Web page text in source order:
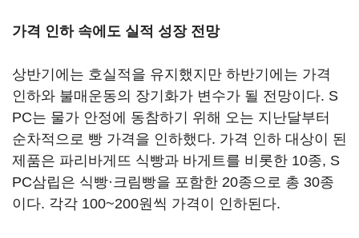
가격 인하 속에도 실적 성장 전망
상반기에는 호실적을 유지했지만 하반기에는 가격
인하와 불매운동의 장기화가 변수가 될 전망이다. S
PC는 물가 안정에 동참하기 위해 오는 지난달부터
순차적으로 빵 가격을 인하했다. 가격 인하 대상이 된
제품은 파리바게뜨 식빵과 바게트를 비롯한 10종, S
PC삼립은 식빵·크림빵을 포함한 20종으로 총 30종
이다. 각각 100~200원씩 가격이 인하된다.